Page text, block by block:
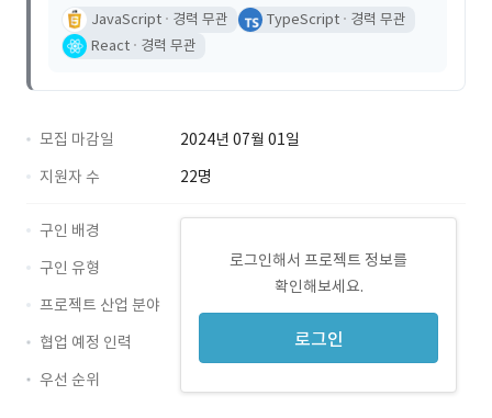
JavaScript 경력 무관 TypeScript
경력 무관
React
경력 무관
모집 마감일
2024년 07월 01일
지원자 수
22명
로그인해서 프로젝트 정보를
확인해보세요.
로그인
구인 배경
구인 유형
프로젝트 산업 분야
협업 예정 인력
우선 순위